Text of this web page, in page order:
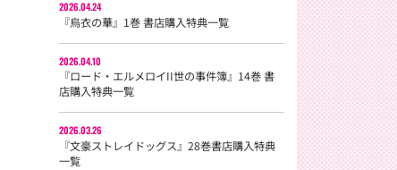
2026.04.24
『烏衣の華』1巻 書店購入特典一覧
2026.04.10
『ロード・エルメロイII世の事件簿』14巻 書
店購入特典一覧
2026.03.26
『文豪ストレイドッグス』28巻書店購入特典
一覧